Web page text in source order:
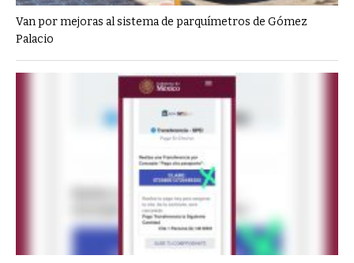
Van por mejoras al sistema de parquímetros de Gómez
Palacio